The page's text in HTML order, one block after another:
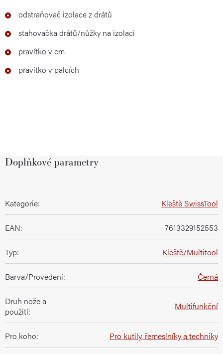
odstraňovač izolace z drátů
stahovačka drátů/nůžky na izolaci
pravítko v cm
pravítko v palcích
Doplňkové parametry
Kategorie: Kleště SwissTool
EAN: 7613329152553
Typ: Kleště/Multitool
Barva/Provedení: Černá
Druh nože a
použití: Multifunkční
Pro koho: Pro kutily, řemeslníky a techniky